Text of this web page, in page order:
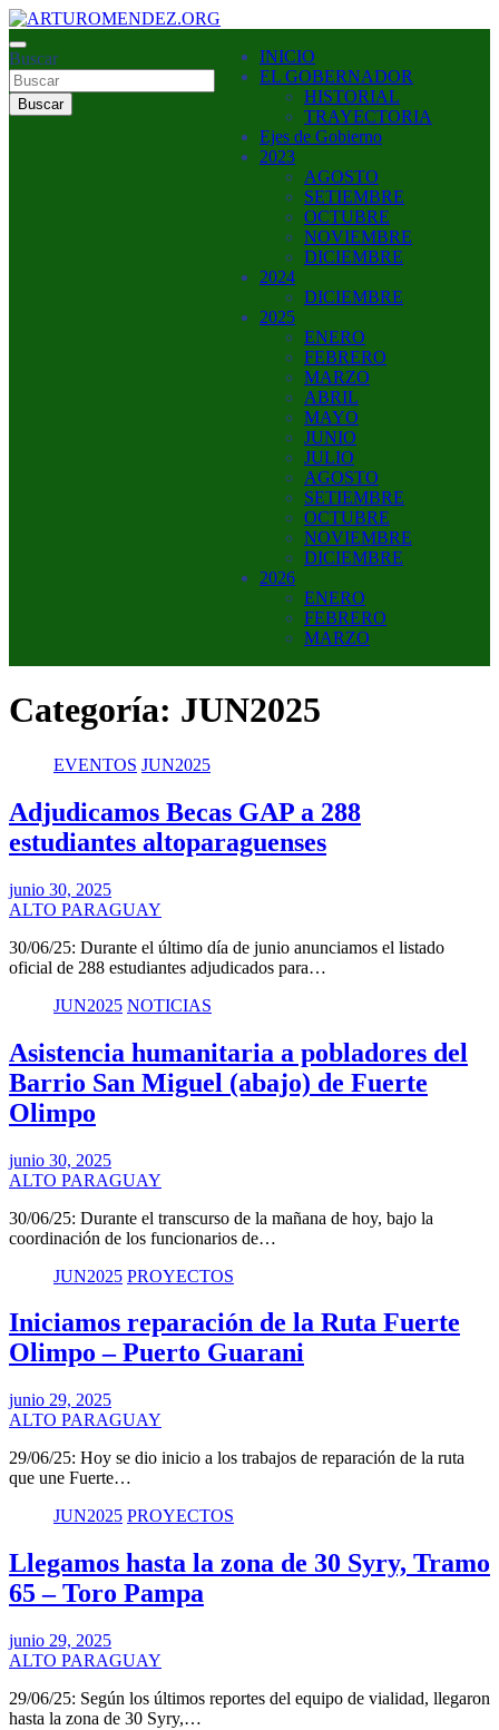
Saltar
al
contenido
ARTUROMENDEZ.ORG
ARTURO MENDEZ GOBERNADOR 2023
Buscar
Buscar
INICIO
EL GOBERNADOR
HISTORIAL
TRAYECTORIA
Ejes de Gobierno
2023
AGOSTO
SETIEMBRE
OCTUBRE
NOVIEMBRE
DICIEMBRE
2024
DICIEMBRE
2025
ENERO
FEBRERO
MARZO
ABRIL
MAYO
JUNIO
JULIO
AGOSTO
SETIEMBRE
OCTUBRE
NOVIEMBRE
DICIEMBRE
2026
ENERO
FEBRERO
MARZO
Categoría: JUN2025
EVENTOS JUN2025
Adjudicamos Becas GAP a 288
estudiantes altoparaguenses
junio 30, 2025
ALTO PARAGUAY
30/06/25: Durante el último día de junio anunciamos el listado
oficial de 288 estudiantes adjudicados para…
JUN2025 NOTICIAS
Asistencia humanitaria a pobladores del
Barrio San Miguel (abajo) de Fuerte
Olimpo
junio 30, 2025
ALTO PARAGUAY
30/06/25: Durante el transcurso de la mañana de hoy, bajo la
coordinación de los funcionarios de…
JUN2025 PROYECTOS
Iniciamos reparación de la Ruta Fuerte
Olimpo – Puerto Guarani
junio 29, 2025
ALTO PARAGUAY
29/06/25: Hoy se dio inicio a los trabajos de reparación de la ruta
que une Fuerte…
JUN2025 PROYECTOS
Llegamos hasta la zona de 30 Syry, Tramo
65 – Toro Pampa
junio 29, 2025
ALTO PARAGUAY
29/06/25: Según los últimos reportes del equipo de vialidad, llegaron
hasta la zona de 30 Syry,…